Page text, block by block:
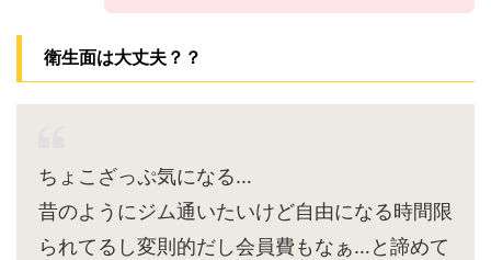
衛生面は大丈夫？？
ちょこざっぷ気になる…
昔のようにジム通いたいけど自由になる時間限
られてるし変則的だし会員費もなぁ…と諦めて